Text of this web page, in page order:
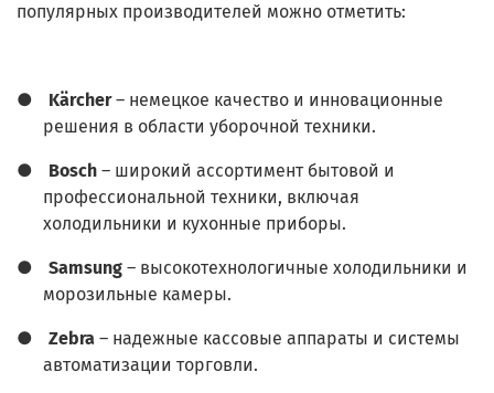
популярных производителей можно отметить:
● Kärcher– немецкое качество и инновационные
решения в области уборочной техники.
● Bosch – широкий ассортимент бытовой и
профессиональной техники, включая
холодильники и кухонные приборы.
● Samsung – высокотехнологичные холодильники и
морозильные камеры.
● Zebra – надежные кассовые аппараты и системы
автоматизации торговли.